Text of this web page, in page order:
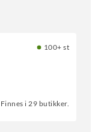
100+ st
Finnes i 29 butikker.